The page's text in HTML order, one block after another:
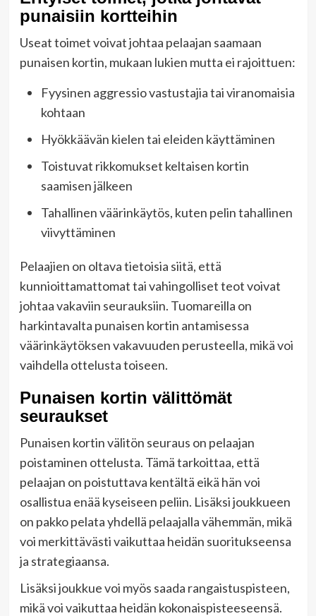
punaisiin kortteihin
Useat toimet voivat johtaa pelaajan saamaan
punaisen kortin, mukaan lukien mutta ei rajoittuen:
Fyysinen aggressio vastustajia tai viranomaisia
kohtaan
Hyökkäävän kielen tai eleiden käyttäminen
Toistuvat rikkomukset keltaisen kortin
saamisen jälkeen
Tahallinen väärinkäytös, kuten pelin tahallinen
viivyttäminen
Pelaajien on oltava tietoisia siitä, että
kunnioittamattomat tai vahingolliset teot voivat
johtaa vakaviin seurauksiin. Tuomareilla on
harkintavalta punaisen kortin antamisessa
väärinkäytöksen vakavuuden perusteella, mikä voi
vaihdella ottelusta toiseen.
Punaisen kortin välittömät
seuraukset
Punaisen kortin välitön seuraus on pelaajan
poistaminen ottelusta. Tämä tarkoittaa, että
pelaajan on poistuttava kentältä eikä hän voi
osallistua enää kyseiseen peliin. Lisäksi joukkueen
on pakko pelata yhdellä pelaajalla vähemmän, mikä
voi merkittävästi vaikuttaa heidän suoritukseensa
ja strategiaansa.
Lisäksi joukkue voi myös saada rangaistuspisteen,
mikä voi vaikuttaa heidän kokonaispisteeseensä.